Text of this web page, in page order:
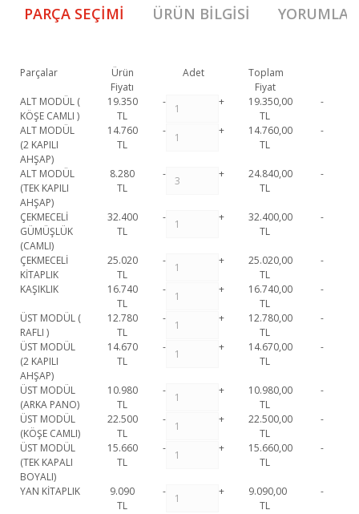
PARÇA SEÇIMI ÜRÜN BILGISI YORUMLAR
Parçalar
Ürün
Fiyatı
Adet
Toplam
Fiyat
ALT MODÜL (
KÖŞE CAMLI )
19.350
TL
- +
19.350,00
TL
-
ALT MODÜL
(2 KAPILI
AHŞAP)
14.760
TL
- +
14.760,00
TL
-
ALT MODÜL
(TEK KAPILI
AHŞAP)
8.280
TL
- +
24.840,00
TL
-
ÇEKMECELİ
GÜMÜŞLÜK
(CAMLI)
32.400
TL
- +
32.400,00
TL
-
ÇEKMECELİ
KİTAPLIK
25.020
TL
- +
25.020,00
TL
-
KAŞIKLIK
16.740
TL
- +
16.740,00
TL
-
ÜST MODÜL (
RAFLI )
12.780
TL
- +
12.780,00
TL
-
ÜST MODÜL
(2 KAPILI
AHŞAP)
14.670
TL
- +
14.670,00
TL
-
ÜST MODÜL
(ARKA PANO)
10.980
TL
- +
10.980,00
TL
-
ÜST MODÜL
(KÖŞE CAMLI)
22.500
TL
- +
22.500,00
TL
-
ÜST MODÜL
(TEK KAPALI
BOYALI)
15.660
TL
- +
15.660,00
TL
-
YAN KİTAPLIK
9.090
TL
- +
9.090,00
TL
-